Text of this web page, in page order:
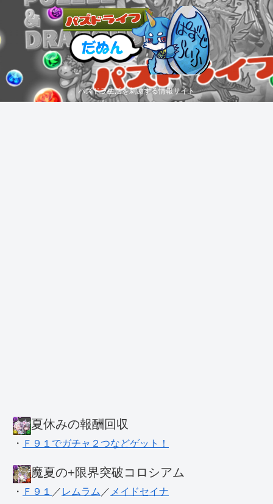
パズドラ生活を刺激する情報サイト
夏休みの報酬回収
・ Ｆ９１でガチャ２つなどゲット！
魔夏の+限界突破コロシアム
・ Ｆ９１ ／ レムラム ／ メイドセイナ